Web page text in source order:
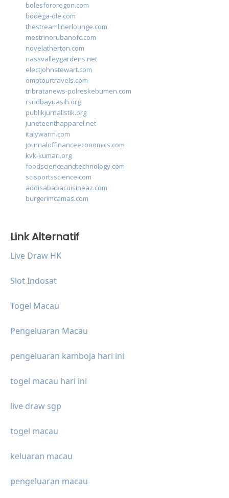
bolesfororegon.com
bodega-ole.com
thestreamlinerlounge.com
mestrinorubanofc.com
novelatherton.com
nassvalleygardens.net
electjohnstewart.com
omptourtravels.com
tribratanews-polreskebumen.com
rsudbayuasih.org
publikjurnalistik.org
juneteenthapparel.net
italywarm.com
journaloffinanceeconomics.com
kvk-kumari.org
foodscienceandtechnology.com
scisportsscience.com
addisababacuisineaz.com
burgerimcamas.com
Link Alternatif
Live Draw HK
Slot Indosat
Togel Macau
Pengeluaran Macau
pengeluaran kamboja hari ini
togel macau hari ini
live draw sgp
togel macau
keluaran macau
pengeluaran macau